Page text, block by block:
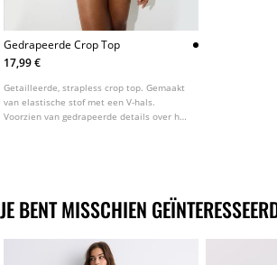
Gedrapeerde Crop Top
17,99 €
Getailleerde, strapless crop top. Gemaakt
van elastische stof met een V-hals.
Voorzien van gedrapeerde details over het
JE BENT MISSCHIEN